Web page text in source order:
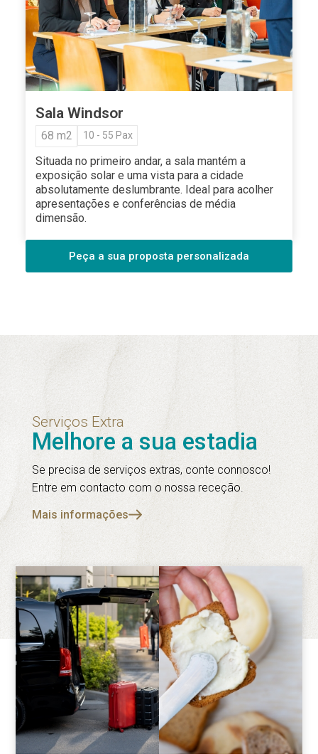
Sala Windsor
68 m2 10 - 55 Pax
Situada no primeiro andar, a sala mantém a
exposição solar e uma vista para a cidade
absolutamente deslumbrante. Ideal para acolher
apresentações e conferências de média
dimensão.
Peça a sua proposta personalizada
Serviços Extra
Melhore a sua estadia
Se precisa de serviços extras, conte connosco!
Entre em contacto com o nossa receção.
Mais informações